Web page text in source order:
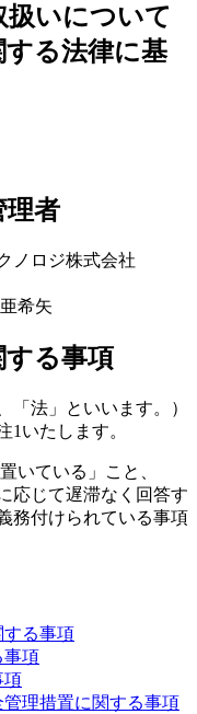
扱いについて
する法律に基
理者
ノロジ株式会社
希矢
する事項
「法」といいます。）
1いたします。
いている」こと、
応じて遅滞なく回答す
務付けられている事項
する事項
事項
項
理措置に関する事項